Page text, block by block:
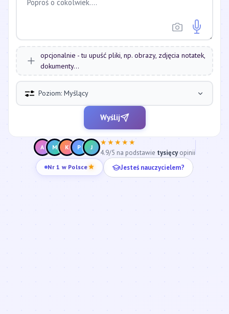
opcjonalnie - tu upuść pliki, np. obrazy, zdjęcia notatek,
dokumenty...
Poziom: Myślący
Wyślij
A M K P J
★★★★★
4.9/5 na podstawie tysięcyopinii
Nr 1 w Polsce Jesteś nauczycielem?